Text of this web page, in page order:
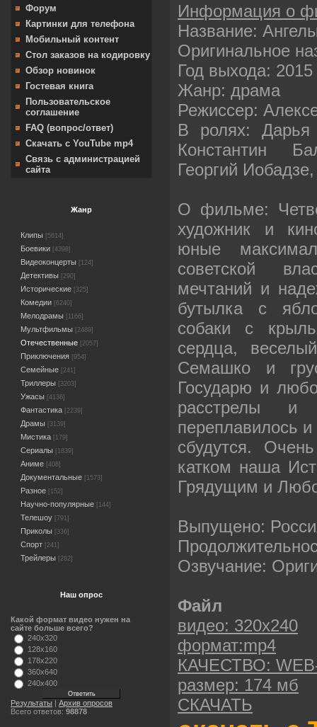
Форум
Картинки для телефона
Мобильный контент
Стол заказов на кодировку
Обзор новинок
Гостевая книга
Пользовательское
соглашение
FAQ (вопрос/ответ)
Скачать с YouTube mp4
Связь с администрацией
сайта
Жанр
Клипы [5614]
Боевики [4398]
Видеоконцерты [124]
Детективы [290]
Исторические [325]
Комедии [6240]
Мелодрамы [1166]
Мультфильмы [2489]
Отечественные [2057]
Приключения [954]
Семейные [241]
Триллеры [3203]
Ужасы [4136]
Фантастика [2239]
Драмы [3139]
Мистика [179]
Сериалы [1839]
Аниме [408]
Документальные [1573]
Разное [152]
Научно-популярные [144]
Телешоу [791]
Приколы [336]
Спорт [241]
Трейлеры [282]
Наш опрос
Какой формат видео нужен на
сайте больше всего?
240x320
128x160
178x220
360x640
240x400
Результаты | Архив опросов
Всего ответов: 98878
Информация о
Название:
Оригинальное
Год выхода: 2015
Жанр: драма
Режиссер:
В ролях: Дарья
Константин
Георгий
О фильме:
художник и
юные
советской
мечтаний и
бутылка с
собаки с
сердца,
Семашко и
Государю и
расстрелы
переплавилось
сбудутся.
катком наша
Грядущим и
Выпущено:
Озвучание:
Файл
видео: 320х240
формат:mp4
КАЧЕСТВО:
размер: 174 мб
СКАЧАТЬ